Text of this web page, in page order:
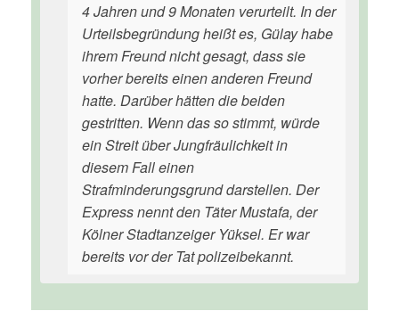
4 Jahren und 9 Monaten verurteilt. In der
Urteilsbegründung heißt es, Gülay habe
ihrem Freund nicht gesagt, dass sie
vorher bereits einen anderen Freund
hatte. Darüber hätten die beiden
gestritten. Wenn das so stimmt, würde
ein Streit über Jungfräulichkeit in
diesem Fall einen
Strafminderungsgrund darstellen. Der
Express nennt den Täter Mustafa, der
Kölner Stadtanzeiger Yüksel. Er war
bereits vor der Tat polizeibekannt.